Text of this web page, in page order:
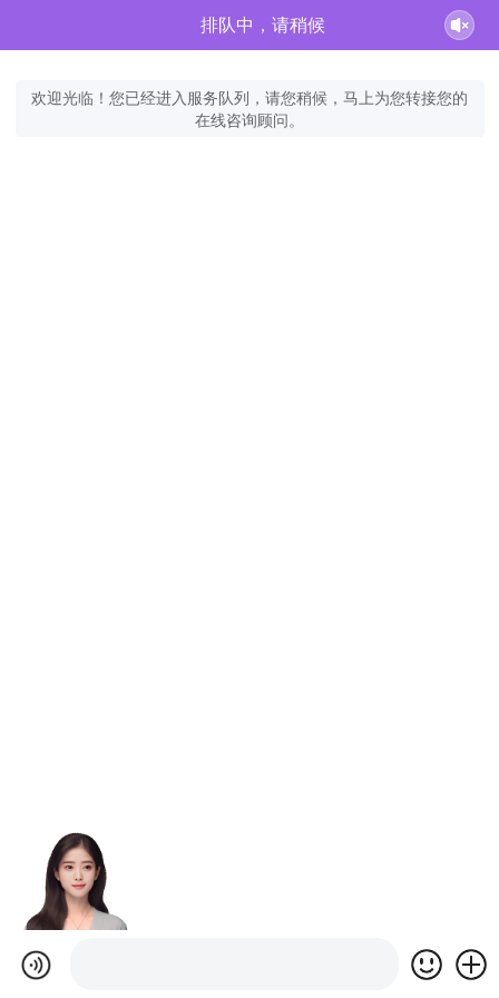
排队中，请稍候
欢迎光临！您已经进入服务队列，请您稍候，马上为您转接您的
在线咨询顾问。